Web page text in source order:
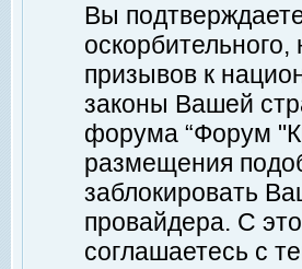
Вы
призывов к
законы Вашей
форума “Форум
размещения
заблокировать
провайдера. С
соглашаетесь с